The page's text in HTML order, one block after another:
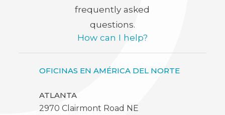
frequently asked
questions.
How can I help?
OFICINAS EN AMÉRICA DEL NORTE
ATLANTA
2970 Clairmont Road NE